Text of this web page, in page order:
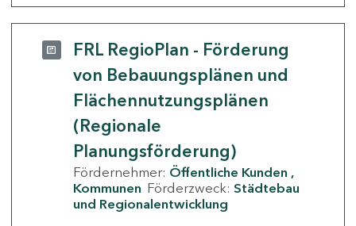
FRL RegioPlan - Förderung
von Bebauungsplänen und
Flächennutzungsplänen
(Regionale
Planungsförderung)
Fördernehmer: Öffentliche Kunden
Kommunen Förderzweck: Städtebau
und Regionalentwicklung